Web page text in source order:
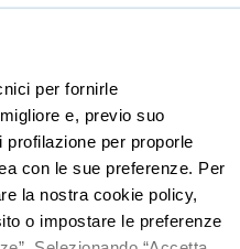
per fornirle
e, previo suo
per proporle
con le sue preferenze. Per
la nostra cookie policy,
o impostare le preferenze
€14,90+IVA